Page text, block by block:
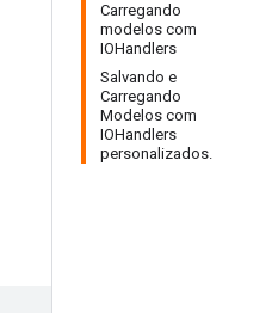
Carregando
modelos com
IOHandlers
Salvando e
Carregando
Modelos com
IOHandlers
personalizados.